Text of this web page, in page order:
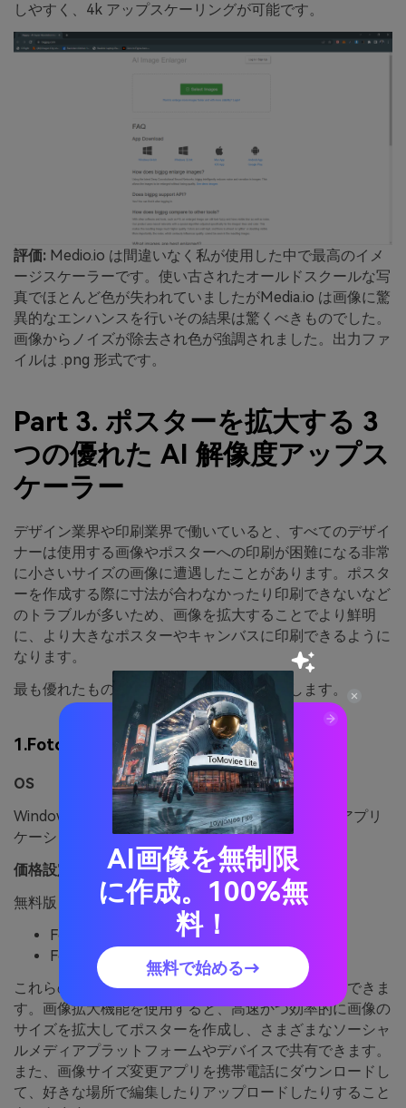
しやすく、4k アップスケーリングが可能です。
評価: Medio.io は間違いなく私が使用した中で最高のイメ
ージスケーラーです。使い古されたオールドスクールな写
真でほとんど色が失われていましたがMedia.io は画像に驚
異的なエンハンスを行いその結果は驚くべきものでした。
画像からノイズが除去され色が強調されました。出力ファ
イルは .png 形式です。
Part 3. ポスターを拡大する 3
つの優れた AI 解像度アップス
ケーラー
デザイン業界や印刷業界で働いていると、すべてのデザイ
ナーは使用する画像やポスターへの印刷が困難になる非常
に小さいサイズの画像に遭遇したことがあります。ポスタ
ーを作成する際に寸法が合わなかったり印刷できないなど
のトラブルが多いため、画像を拡大することでより鮮明
に、より大きなポスターやキャンバスに印刷できるように
なります。
最も優れたものをいくつかを以下にて紹介します。
1.Fotor
OS
Windows と Mac の両方に対応する Web ベースのアプリ
ケーション
価格設定
無料版とサブスクリプションプランもありますが、
Fotor Pro 月額 8.99 ドル
Fotor Pro 年額 39.99 ドル
これらのツールはビデオの拡大と編集ツールが利用できま
す。画像拡大機能を使用すると、高速かつ効率的に画像の
サイズを拡大してポスターを作成し、さまざまなソーシャ
ルメディアプラットフォームやデバイスで共有できます。
また、画像サイズ変更アプリを携帯電話にダウンロードし
て、好きな場所で編集したりアップロードしたりすること
AI画像を無制限
に作成。100%無
料！
無料で始める→